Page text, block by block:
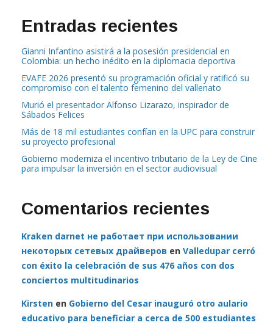
Entradas recientes
Gianni Infantino asistirá a la posesión presidencial en
Colombia: un hecho inédito en la diplomacia deportiva
EVAFE 2026 presentó su programación oficial y ratificó su
compromiso con el talento femenino del vallenato
Murió el presentador Alfonso Lizarazo, inspirador de
Sábados Felices
Más de 18 mil estudiantes confían en la UPC para construir
su proyecto profesional
Gobierno moderniza el incentivo tributario de la Ley de Cine
para impulsar la inversión en el sector audiovisual
Comentarios recientes
Kraken darnet не работает при использовании
некоторых сетевых драйверов en Valledupar cerró
con éxito la celebración de sus 476 años con dos
conciertos multitudinarios
Kirsten en Gobierno del Cesar inauguró otro aulario
educativo para beneficiar a cerca de 500 estudiantes